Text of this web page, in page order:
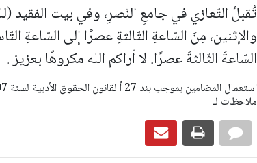
تُقبلُ التّعازي في جامعِ النّصرِ، وفي بيت الفقيد
والإثنين، مِنَ السّاعةِ الثّالثةِ عصرًا إلى السّاعةِ
السّاعةَ الثّالثةَ عصرًا.لا أراكم الله مكروهًا بعزيز .
ملاحظات لـ